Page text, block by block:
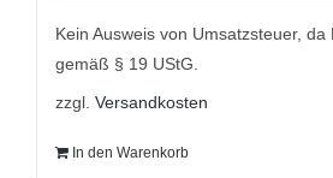
Kein Ausweis von Umsatzsteuer,
gemäß § 19 UStG.
zzgl. Versandkosten
In den Warenkorb